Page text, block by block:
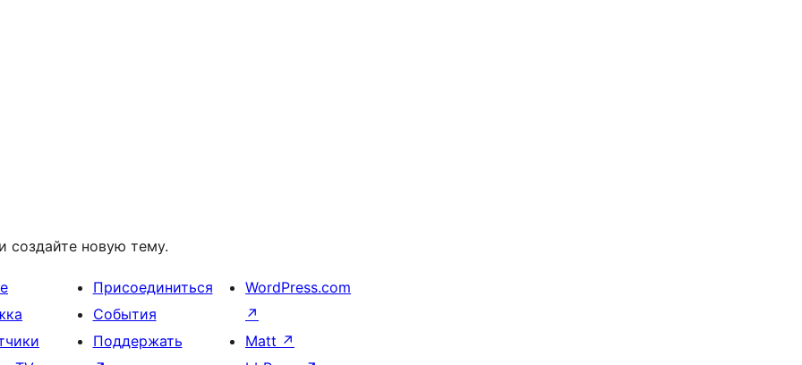
создайте новую тему.
Присоединиться
События
Поддержать
WordPress.com
↗
Matt ↗